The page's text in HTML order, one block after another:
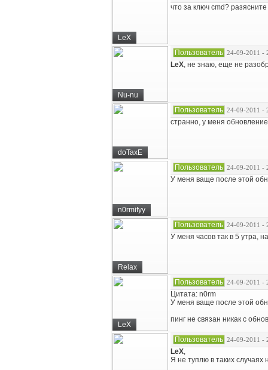
LeX
что за ключ cmd?
Nu-nu
Пользователь 24-09-2011 -
LeX, не знаю, еще не
doTaxE
Пользователь 24-09-2011 -
странно, у меня обновление
n0rmifyy
Пользователь 24-09-2011 -
У меня ваще после этой
Relax
Пользователь 24-09-2011 -
У меня часов так в 5 утра,
LeX
Пользователь 24-09-2011 -
Цитата: n0rm
У меня ваще после этой
пинг не связан никак с
Пользователь 24-09-2011 -
LeX,
Я не туплю в таких случаях